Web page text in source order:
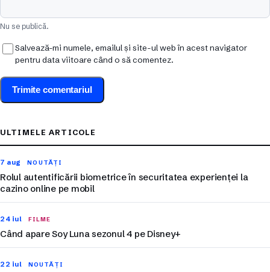
Nu se publică.
Salvează-mi numele, emailul și site-ul web în acest navigator
pentru data viitoare când o să comentez.
ULTIMELE ARTICOLE
7 aug NOUTĂȚI
Rolul autentificării biometrice în securitatea experienței la
cazino online pe mobil
24 iul FILME
Când apare Soy Luna sezonul 4 pe Disney+
22 iul NOUTĂȚI